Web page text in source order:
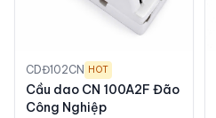
CDĐ102CN HOT
Cầu dao CN 100A2F Đão
Công Nghiệp